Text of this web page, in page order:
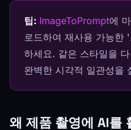
팁: ImageToPrompt에
로드하여 재사용 가능한
하세요. 같은 스타일을
완벽한 시각적 일관성을
왜 제품 촬영에 AI를